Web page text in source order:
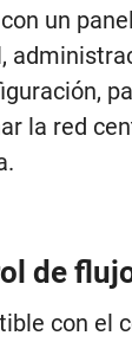
un
la red
de
con el